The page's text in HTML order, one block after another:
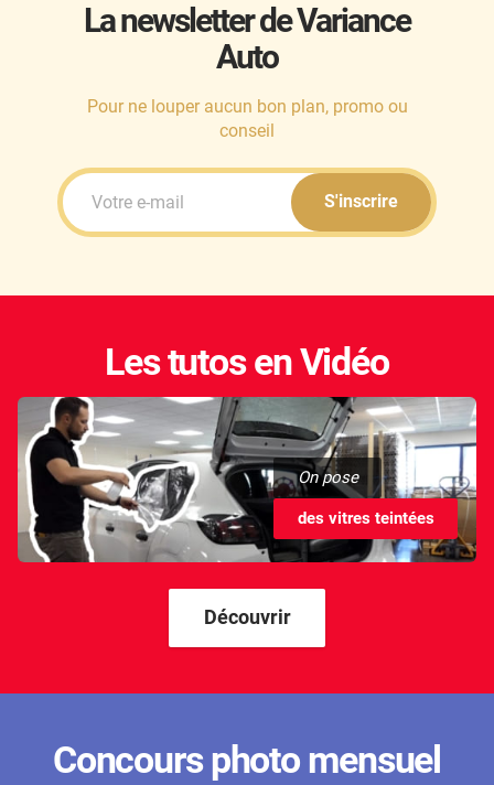
La newsletter de Variance
Auto
Pour ne louper aucun bon plan, promo ou
conseil
S'inscrire
Les tutos en Vidéo
On pose
des vitres teintées
Découvrir
Concours photo mensuel